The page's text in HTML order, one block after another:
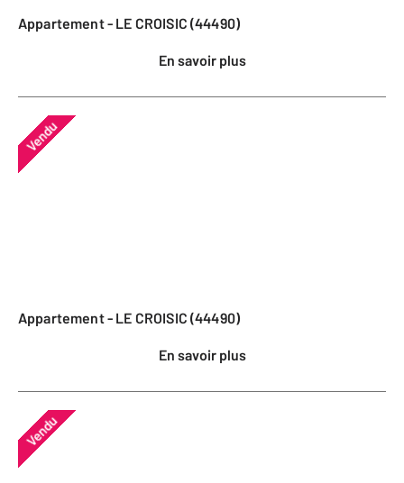
Appartement - LE CROISIC (44490)
En savoir plus
Vendu
Appartement - LE CROISIC (44490)
En savoir plus
Vendu